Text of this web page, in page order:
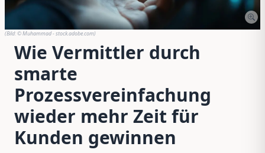
(Bild:© Muhammad - stock.adobe.com)
Wie Vermittler durch
smarte
Prozessvereinfachung
wieder mehr Zeit für
Kunden gewinnen